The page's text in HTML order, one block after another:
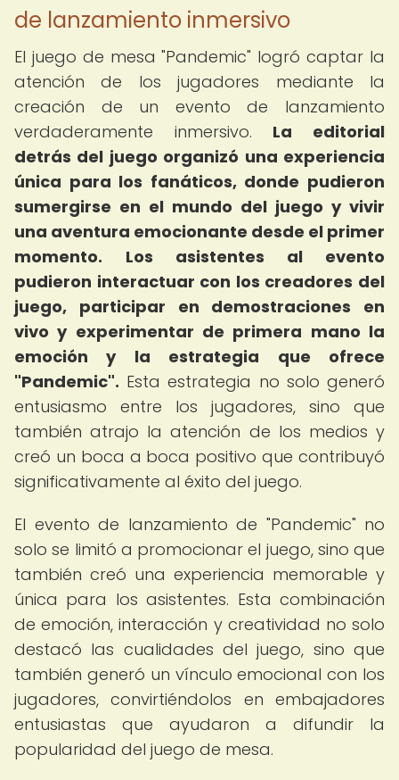
de lanzamiento inmersivo
El juego de mesa "Pandemic" logró captar la
atención de los jugadores mediante la
creación de un evento de lanzamiento
verdaderamente inmersivo. La editorial
detrás del juego organizó una experiencia
única para los fanáticos, donde pudieron
sumergirse en el mundo del juego y vivir
una aventura emocionante desde el primer
momento.
Los asistentes al evento
pudieron interactuar con los creadores del
juego, participar en demostraciones en
vivo y experimentar de primera mano la
emoción y la estrategia que ofrece
"Pandemic". Esta estrategia no solo generó
entusiasmo entre los jugadores, sino que
también atrajo la atención de los medios y
creó un boca a boca positivo que contribuyó
significativamente al éxito del juego.
El evento de lanzamiento de "Pandemic" no
solo se limitó a promocionar el juego, sino que
también creó una experiencia memorable y
única para los asistentes. Esta combinación
de emoción, interacción y creatividad no solo
destacó las cualidades del juego, sino que
también generó un vínculo emocional con los
jugadores, convirtiéndolos en embajadores
entusiastas que ayudaron a difundir la
popularidad del juego de mesa.